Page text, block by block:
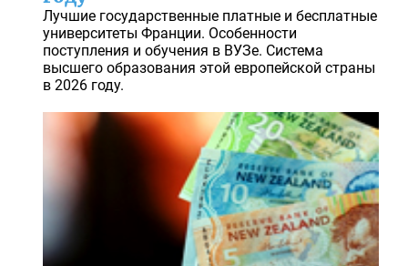
Лучшие государственные платные и бесплатные
университеты Франции. Особенности
поступления и обучения в ВУЗе. Система
высшего образования этой европейской страны
в 2026 году.